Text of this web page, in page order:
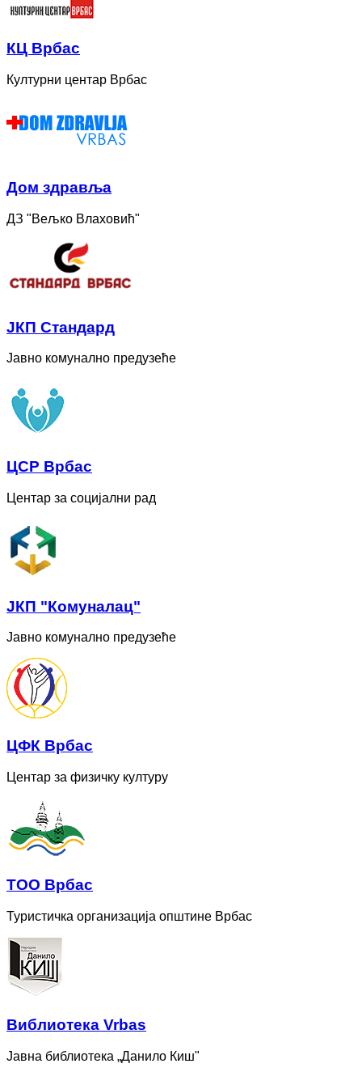
КЦ Врбас
Културни центар Врбас
Дом здравља
ДЗ "Вељко Влаховић"
ЈКП Стандард
Јавно комунално предузеће
ЦСР Врбас
Центар за социјални рад
ЈКП "Комуналац"
Јавно комунално предузеће
ЦФК Врбас
Центар за физичку културу
ТОО Врбас
Туристичка организација општине Врбас
Bиблиотека Vrbas
Јавна библиотека „Данило Киш"